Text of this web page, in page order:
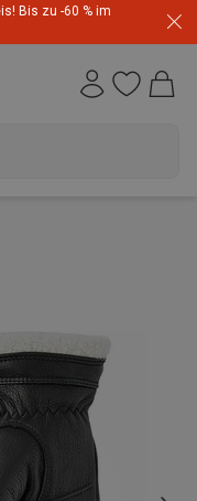
Bis zu -60 % im